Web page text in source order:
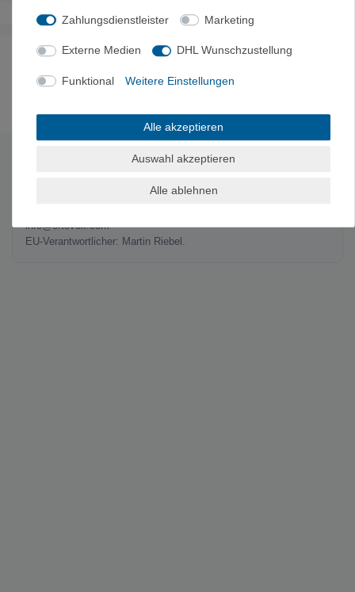
Noch sind keine Bewertungen vorhanden.
Es erfolgt keine Prüfung auf Echtheit der Bewertungen.
Hersteller: ORTOVOX Sportartikel GmbH, Rotwandweg 3a, 82024
info@ortovox.com
EU-Verantwortlicher: Martin Riebel.
Zahlungsdienstleister Marketing
Externe Medien DHL Wunschzustellung
Funktional Weitere Einstellungen
Alle akzeptieren
Auswahl akzeptieren
Alle ablehnen